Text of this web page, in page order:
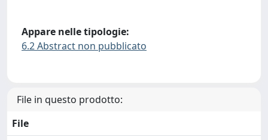
Appare nelle tipologie:
6.2 Abstract non pubblicato
File in questo prodotto:
File